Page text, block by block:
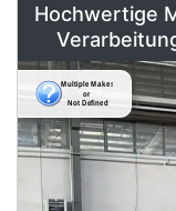
Hochwertige